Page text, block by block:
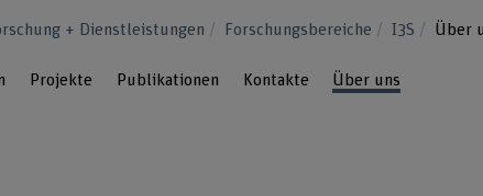
+ Dienstleistungen Forschungsbereiche I3S Über
Projekte Publikationen Kontakte Über uns